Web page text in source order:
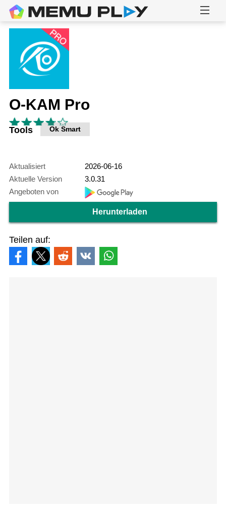
O-KAM Pro
Tools Ok Smart
Aktualisiert
2026-06-16
Aktuelle Version
3.0.31
Angeboten von
Herunterladen
Teilen auf: